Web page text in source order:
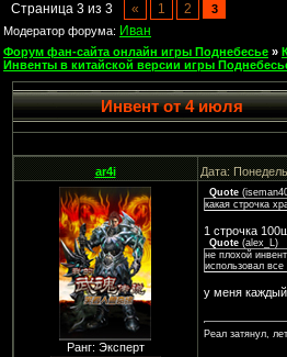
Страница 3 из 3 « 1 2
3
Модератор форума: Иван
Форум фан-сайта онлайн игры Поднебесье »
Инвенты в китайской версии игры
Инвент от 4 июля
ar4i Дата:
Ранг: Эксперт
Quote(
какая строчка
1 строчка
Quote(alex_L)
не плохой
использовал
у меня каждый
Реал затянул,